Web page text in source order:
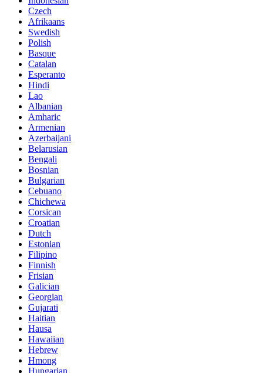
Czech
Afrikaans
Swedish
Polish
Basque
Catalan
Esperanto
Hindi
Lao
Albanian
Amharic
Armenian
Azerbaijani
Belarusian
Bengali
Bosnian
Bulgarian
Cebuano
Chichewa
Corsican
Croatian
Dutch
Estonian
Filipino
Finnish
Frisian
Galician
Georgian
Gujarati
Haitian
Hausa
Hawaiian
Hebrew
Hmong
Hungarian